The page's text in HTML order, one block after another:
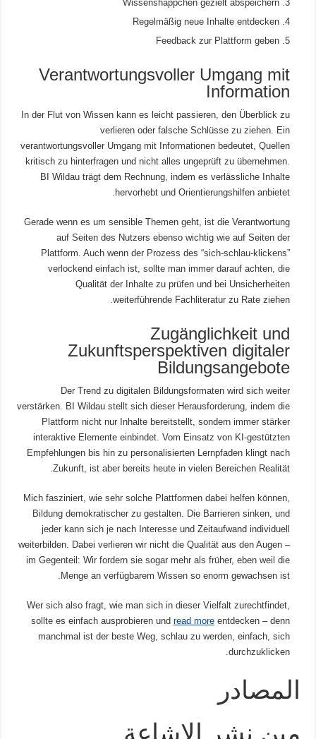
Wissenshäppchen gezielt abspeichern
Regelmäßig neue Inhalte entdecken
Feedback zur Plattform geben
Verantwortungsvoller Umgang mit
Information
In der Flut von Wissen kann es leicht passieren, den Überblick zu
verlieren oder falsche Schlüsse zu ziehen. Ein
verantwortungsvoller Umgang mit Informationen bedeutet, Quellen
kritisch zu hinterfragen und nicht alles ungeprüft zu übernehmen.
BI Wildau trägt dem Rechnung, indem es verlässliche Inhalte
hervorhebt und Orientierungshilfen anbietet.
Gerade wenn es um sensible Themen geht, ist die Verantwortung
auf Seiten des Nutzers ebenso wichtig wie auf Seiten der
Plattform. Auch wenn der Prozess des “sich-schlau-klickens”
verlockend einfach ist, sollte man immer darauf achten, die
Qualität der Inhalte zu prüfen und bei Unsicherheiten
weiterführende Fachliteratur zu Rate ziehen.
Zugänglichkeit und
Zukunftsperspektiven digitaler
Bildungsangebote
Der Trend zu digitalen Bildungsformaten wird sich weiter
verstärken. BI Wildau stellt sich dieser Herausforderung, indem die
Plattform nicht nur Inhalte bereitstellt, sondern immer stärker
interaktive Elemente einbindet. Vom Einsatz von KI-gestützten
Empfehlungen bis hin zu personalisierten Lernpfaden klingt nach
Zukunft, ist aber bereits heute in vielen Bereichen Realität.
Mich fasziniert, wie sehr solche Plattformen dabei helfen können,
Bildung demokratischer zu gestalten. Die Barrieren sinken, und
jeder kann sich je nach Interesse und Zeitaufwand individuell
weiterbilden. Dabei verlieren wir nicht die Qualität aus den Augen –
im Gegenteil: Wir fordern sie sogar mehr als früher, eben weil die
Menge an verfügbarem Wissen so enorm gewachsen ist.
Wer sich also fragt, wie man sich in dieser Vielfalt zurechtfindet,
sollte es einfach ausprobieren und read moreentdecken – denn
manchmal ist der beste Weg, schlau zu werden, einfach, sich
durchzuklicken.
المصادر
مين نشر الاشاعة